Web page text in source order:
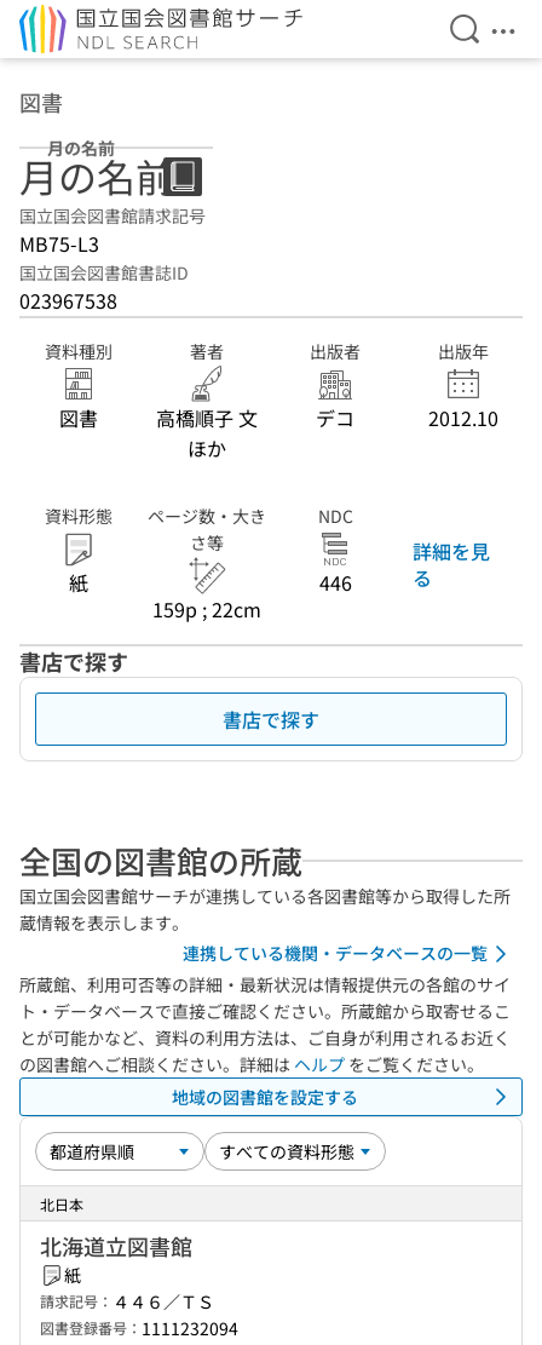
検索を
メ
図書
月の名前
月の名前
国立国会図書館請求記号
MB75-L3
国立国会図書館書誌ID
023967538
資料種別
図書
著者
高橋順子 文
ほか
出版者
デコ
出版年
2012.10
資料形態
紙
ページ数・大き
さ等
159p ; 22cm
NDC
446
詳細を見
る
書店で探す
書店で探す
全国の図書館の所蔵
国立国会図書館サーチが連携している各図書館等から取得した所
蔵情報を表示します。
連携している機関・データベースの一覧
所蔵館、利用可否等の詳細・最新状況は情報提供元の各館のサイ
ト・データベースで直接ご確認ください。所蔵館から取寄せるこ
とが可能かなど、資料の利用方法は、ご自身が利用されるお近く
の図書館へご相談ください。詳細は ヘルプ をご覧ください。
地域の図書館を設定する
北日本
北海道立図書館
紙
請求記号： ４４６／ＴＳ
図書登録番号： 1111232094